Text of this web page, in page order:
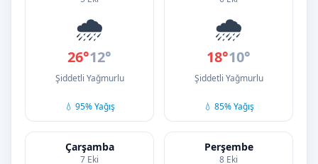
🌧️
26°12°
Şiddetli Yağmurlu
💧 95% Yağış
🌧️
18°10°
Şiddetli Yağmurlu
💧 85% Yağış
Çarşamba
7 Eki
Perşembe
8 Eki